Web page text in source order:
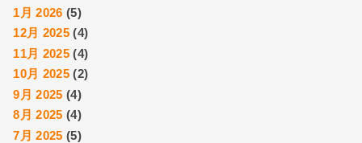
1月 2026 (5)
12月 2025 (4)
11月 2025 (4)
10月 2025 (2)
9月 2025 (4)
8月 2025 (4)
7月 2025 (5)